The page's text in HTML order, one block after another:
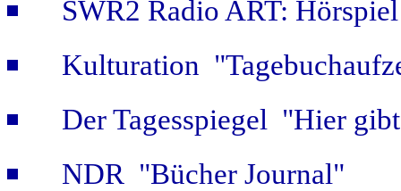
SWR2 Radio ART: Hörspiel
Kulturation
Der Tagesspiegel "Hier
NDR "Bücher Journal"